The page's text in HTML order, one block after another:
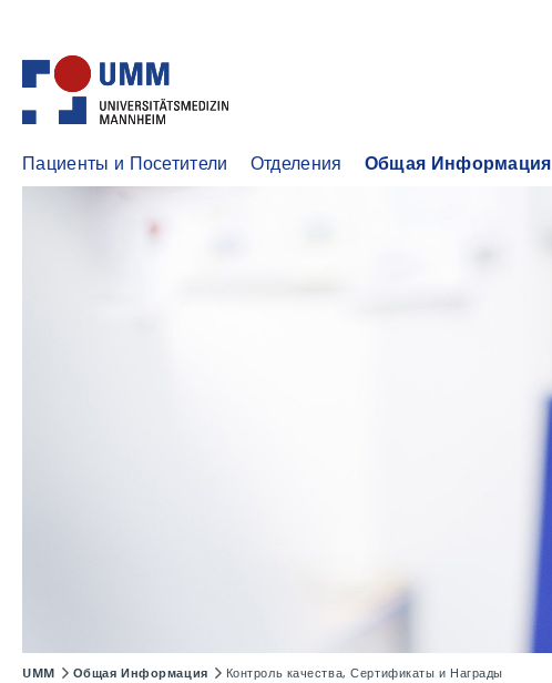
Пациенты и Посетители Отделения Общая Информация
UMM Общая Информация Контроль качества, Сертификаты и Награды